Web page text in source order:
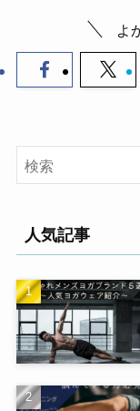
よ
人気記事